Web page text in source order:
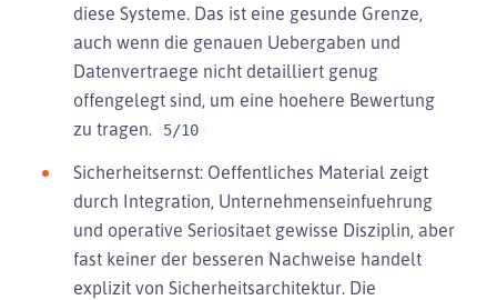
diese Systeme. Das ist eine gesunde Grenze,
auch wenn die genauen Uebergaben und
Datenvertraege nicht detailliert genug
offengelegt sind, um eine hoehere Bewertung
zu tragen.
5/10
Sicherheitsernst: Oeffentliches Material zeigt
durch Integration, Unternehmenseinfuehrung
und operative Seriositaet gewisse Disziplin, aber
fast keiner der besseren Nachweise handelt
explizit von Sicherheitsarchitektur. Die